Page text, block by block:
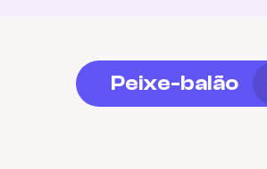
Peixe-balão